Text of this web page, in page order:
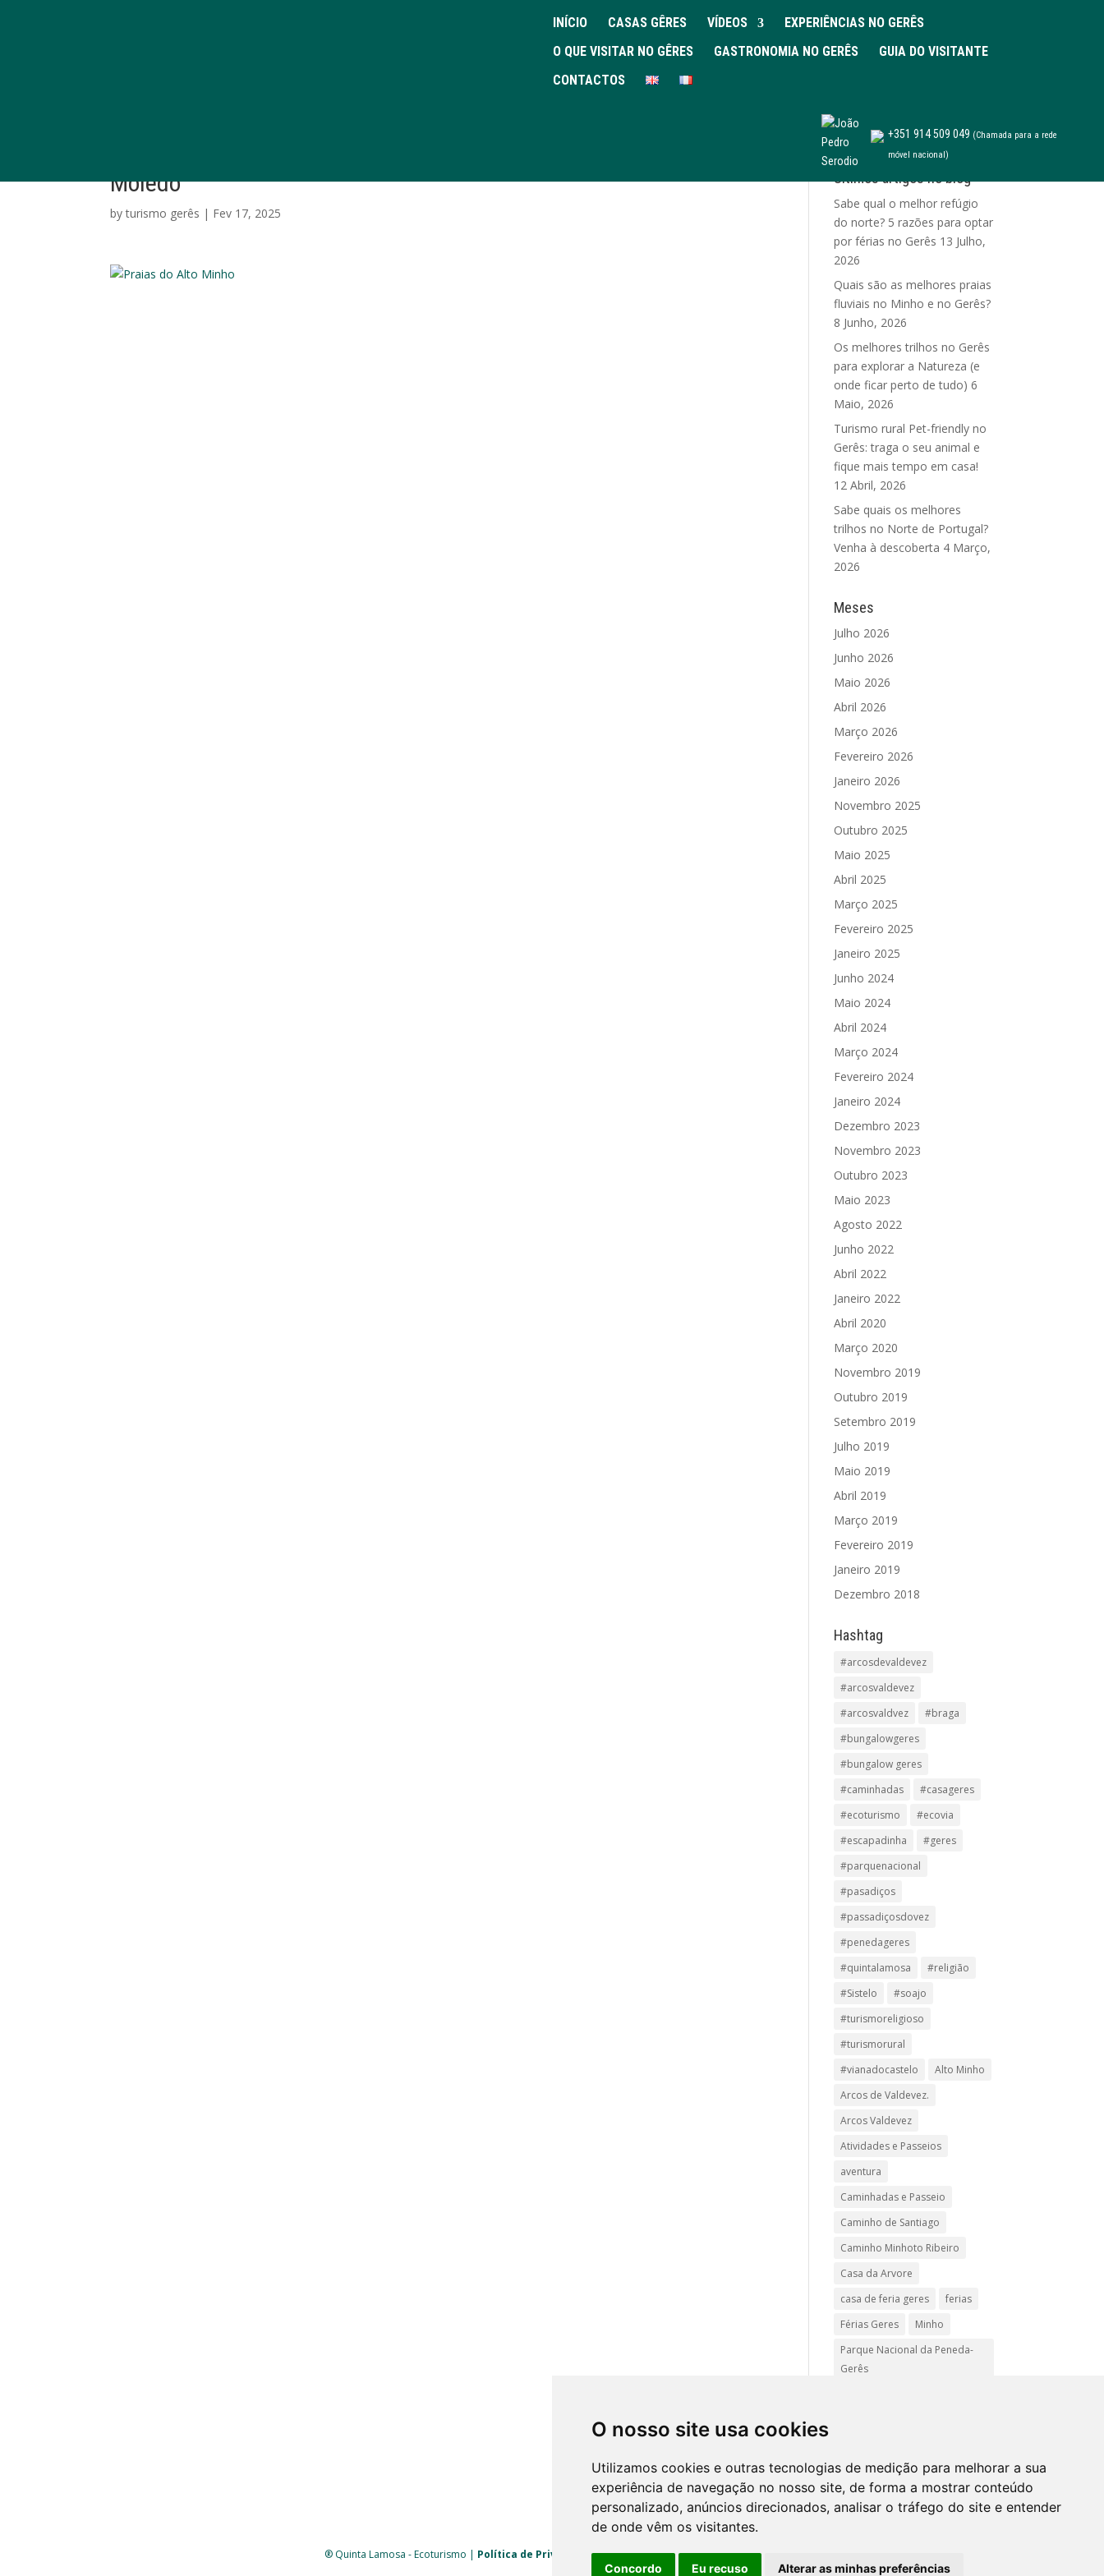
O nosso site usa cookies
Utilizamos cookies e outras tecnologias de medição para melhorar a sua
experiência de navegação no nosso site, de forma a mostrar conteúdo
personalizado, anúncios direcionados, analisar o tráfego do site e entender
de onde vêm os visitantes.
Concordo Eu recuso Alterar as minhas preferências
INÍCIO CASAS GÊRES VÍDEOS
EXPERIÊNCIAS NO GERÊS
O QUE VISITAR NO GÊRES
GASTRONOMIA NO GERÊS
GUIA DO VISITANTE
CONTACTOS
+351 914 509 049 (Chamada para a rede
móvel nacional)
Moledo
byturismo gerês | Fev 17, 2025
Últimos artigos no blog
Sabe qual o melhor refúgio
do norte? 5 razões para optar
por férias no Gerês 13 Julho,
2026
Quais são as melhores praias
fluviais no Minho e no Gerês?
8 Junho, 2026
Os melhores trilhos no Gerês
para explorar a Natureza (e
onde ficar perto de tudo) 6
Maio, 2026
Turismo rural Pet-friendly no
Gerês: traga o seu animal e
fique mais tempo em casa!
12 Abril, 2026
Sabe quais os melhores
trilhos no Norte de Portugal?
Venha à descoberta 4 Março,
2026
Meses
Julho 2026
Junho 2026
Maio 2026
Abril 2026
Março 2026
Fevereiro 2026
Janeiro 2026
Novembro 2025
Outubro 2025
Maio 2025
Abril 2025
Março 2025
Fevereiro 2025
Janeiro 2025
Junho 2024
Maio 2024
Abril 2024
Março 2024
Fevereiro 2024
Janeiro 2024
Dezembro 2023
Novembro 2023
Outubro 2023
Maio 2023
Agosto 2022
Junho 2022
Abril 2022
Janeiro 2022
Abril 2020
Março 2020
Novembro 2019
Outubro 2019
Setembro 2019
Julho 2019
Maio 2019
Abril 2019
Março 2019
Fevereiro 2019
Janeiro 2019
Dezembro 2018
Hashtag
#arcosdevaldevez
#arcosvaldevez
#arcosvaldvez
#braga
#bungalowgeres
#bungalow geres
#caminhadas
#casageres
#ecoturismo
#ecovia
#escapadinha
#geres
#parquenacional
#pasadiços
#passadiçosdovez
#penedageres
#quintalamosa
#religião
#Sistelo
#soajo
#turismoreligioso
#turismorural
#vianadocastelo
Alto Minho
Arcos de Valdevez.
Arcos Valdevez
Atividades e Passeios
aventura
Caminhadas e Passeio
Caminho de Santiago
Caminho Minhoto Ribeiro
Casa da Arvore
casa de feria geres
ferias
Férias Geres
Minho
Parque Nacional da Peneda-
Gerês
Turismo Rural Gerês
® Quinta Lamosa - Ecoturismo | Política de Privacidade|Livro de Reclamações| Mapasite